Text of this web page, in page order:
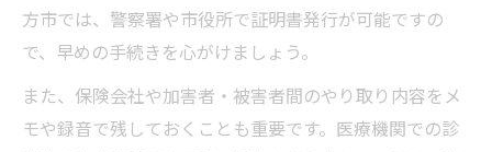
方市では、警察署や市役所で証明書発行が可能ですの
で、早めの手続きを心がけましょう。
また、保険会社や加害者・被害者間のやり取り内容をメ
モや録音で残しておくことも重要です。医療機関での診